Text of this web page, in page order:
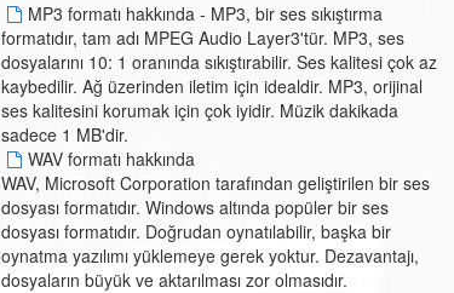
MP3 formatı hakkında - MP3, bir ses sıkıştırma
formatıdır, tam adı MPEG Audio Layer3'tür. MP3, ses
dosyalarını 10: 1 oranında sıkıştırabilir. Ses kalitesi çok az
kaybedilir. Ağ üzerinden iletim için idealdir. MP3, orijinal
ses kalitesini korumak için çok iyidir. Müzik dakikada
sadece 1 MB'dir.
WAV formatı hakkında
WAV, Microsoft Corporation tarafından geliştirilen bir ses
dosyası formatıdır. Windows altında popüler bir ses
dosyası formatıdır. Doğrudan oynatılabilir, başka bir
oynatma yazılımı yüklemeye gerek yoktur. Dezavantajı,
dosyaların büyük ve aktarılması zor olmasıdır.